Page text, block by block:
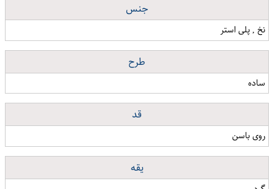
جنس
نخ , پلی استر
طرح
ساده
قد
روی باسن
یقه